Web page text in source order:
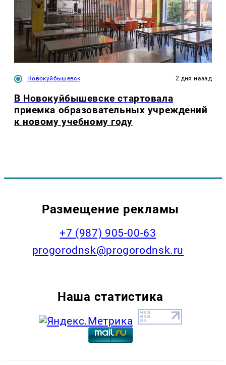
Новокуйбышевск 2 дня назад
В Новокуйбышевске стартовала
приемка образовательных учреждений
к новому учебному году
Размещение рекламы
+7 (987) 905-00-63
progorodnsk@progorodnsk.ru
Наша статистика